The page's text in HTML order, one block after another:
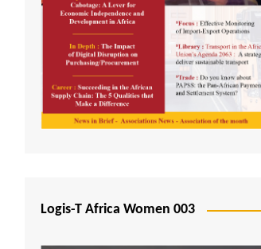
Logis-T Africa Women 003